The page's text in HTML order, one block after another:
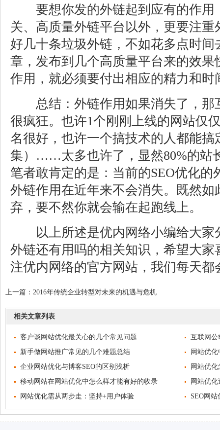
要想你发的外链起到应有的作用
关、高质量外链平台以外，更要注
好几十条垃圾外链，不如花多点时
章，发布到几个高质量平台来的效
作用，就必须要付出相应的精力和时
总结：外链作用如果消失了，那
很疯狂。也许1个刚刚上线的网站仅
名很好，也许一个搞技术的人都能
集）……太多也许了，显然80%的站
笔者敢肯定的是：当前的SEO优化
外链作用在近年来不会消失。既然
弃，要不然你就会输在起跑线上。
以上所述是优内网络小编给大家
外链还有用吗的相关知识，希望大
注优内网络的官方网站，我们每天都
上一篇： 2016年传统企业转型对未来的机遇与危机
相关文章列表
客户谈网站优化最关心的几个常见问题
互联网公
新手做网站推广常见的几个难题总结
网站优
企业网站优化与博客SEO的区别浅析
网站优
移动网站在网站优化中怎么样才能有好的收录
网站优
网站优化需从两步走：坚持+用户体验
SEO网